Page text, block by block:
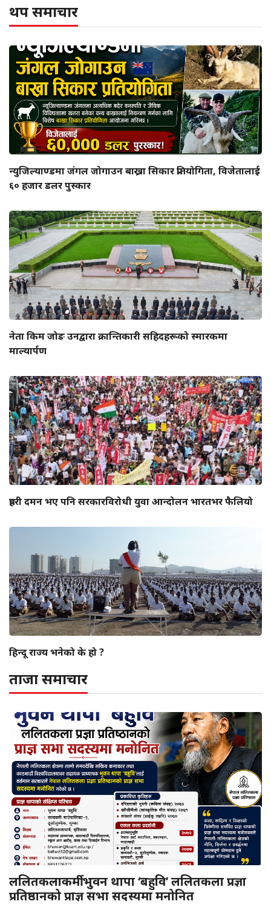
थप समाचार
न्युजिल्याण्डमा जंगल जोगाउन बाख्रा सिकार प्रतियोगिता, विजेतालाई
६० हजार डलर पुस्कार
नेता किम जोङ उनद्वारा क्रान्तिकारी सहिदहरूको स्मारकमा
माल्यार्पण
प्रहरी दमन भए पनि सरकारविरोधी युवा आन्दोलन भारतभर फैलियो
हिन्दू राज्य भनेको के हो ?
ताजा समाचार
ललितकलाकर्मी भुवन थापा ‘बहुवि’ ललितकला प्रज्ञा
प्रतिष्ठानको प्राज्ञ सभा सदस्यमा मनोनित